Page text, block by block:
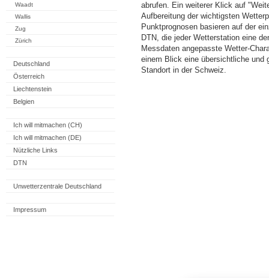
Waadt
Wallis
Zug
Zürich
Deutschland
Österreich
Liechtenstein
Belgien
Ich will mitmachen (CH)
Ich will mitmachen (DE)
Nützliche Links
DTN
Unwetterzentrale Deutschland
Impressum
abrufen. Ein weiterer Klick auf
Aufbereitung der wichtigsten
Punktprognosen basieren auf der
DTN, die jeder Wetterstation eine
Messdaten angepasste Wetter-
einem Blick eine übersichtliche und
Standort in der Schweiz.